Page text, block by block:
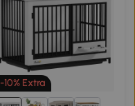
-10% Extra